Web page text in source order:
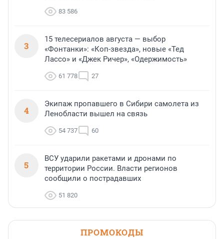
83 586
3
15 телесериалов августа — выбор
«Фонтанки»: «Коп-звезда», новые «Тед
Лассо» и «Джек Ричер», «Одержимость»
61 778 27
4
Экипаж пропавшего в Сибири самолета из
Ленобласти вышел на связь
54 737 60
5
ВСУ ударили ракетами и дронами по
территории России. Власти регионов
сообщили о пострадавших
51 820
ПРОМОКОДЫ